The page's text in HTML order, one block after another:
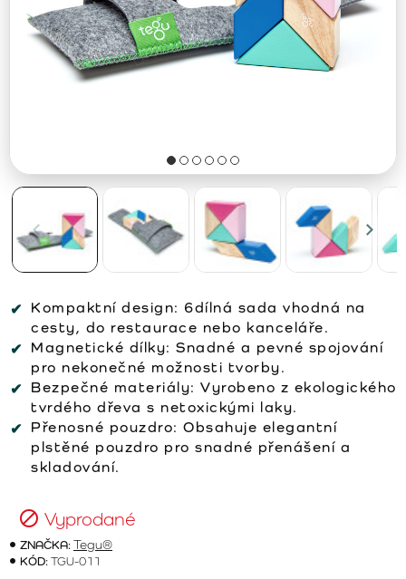
Kompaktní design: 6dílná sada vhodná na
cesty, do restaurace nebo kanceláře.
Magnetické dílky: Snadné a pevné spojování
pro nekonečné možnosti tvorby.
Bezpečné materiály: Vyrobeno z ekologického
tvrdého dřeva s netoxickými laky.
Přenosné pouzdro: Obsahuje elegantní
plstěné pouzdro pro snadné přenášení a
skladování.
Vyprodané
ZNAČKA:Tegu®
KÓD:TGU-011